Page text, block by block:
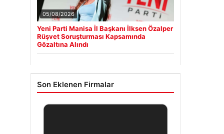
05/08/2026
Yeni Parti Manisa İl Başkanı İlksen Özalper
Rüşvet Soruşturması Kapsamında
Gözaltına Alındı
Son Eklenen Firmalar